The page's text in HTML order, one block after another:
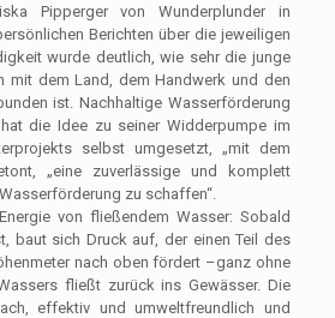
Pipperger von Wunderplunder in
Berichten über die jeweiligen
wurde deutlich, wie sehr die junge
mit dem Land, dem Handwerk und den
ist. Nachhaltige Wasserförderung
die Idee zu seiner Widderpumpe im
selbst umgesetzt, „mit dem
„eine zuverlässige und komplett
zu schaffen“.
von fließendem Wasser: Sobald
baut sich Druck auf, der einen Teil des
nach oben fördert –ganz ohne
fließt zurück ins Gewässer. Die
effektiv und umweltfreundlich und